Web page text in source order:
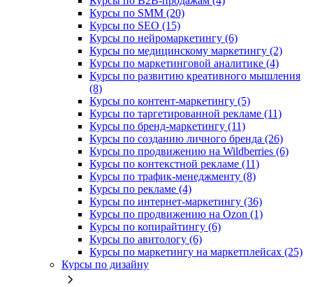
Курсы по SMM (20)
Курсы по SEO (15)
Курсы по нейромаркетингу (6)
Курсы по медицинскому маркетингу (2)
Курсы по маркетинговой аналитике (4)
Курсы по развитию креативного мышления
(8)
Курсы по контент-маркетингу (5)
Курсы по таргетированной рекламе (11)
Курсы по бренд-маркетингу (11)
Курсы по созданию личного бренда (26)
Курсы по продвижению на Wildberries (6)
Курсы по контекстной рекламе (11)
Курсы по трафик-менеджменту (8)
Курсы по рекламе (4)
Курсы по интернет-маркетингу (36)
Курсы по продвижению на Ozon (1)
Курсы по копирайтингу (6)
Курсы по авитологу (6)
Курсы по маркетингу на маркетплейсах (25)
Курсы по дизайну